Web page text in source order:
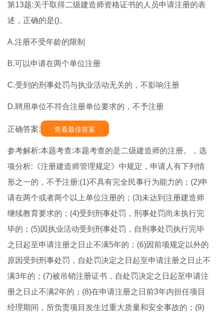
第13题:关于取得二级建造师资格证书的人员申请注册的表
述，正确的是()。
A.注册不受年龄的限制
B.可以申请在两个单位注册
C.受到的刑事处罚与执业活动无关的，不影响注册
D.聘用单位不符合注册单位要求的，不予注册
正确答案: 查看最佳答案
参考解析:本题考查:本题考查的是二级建造师的注册。，选
项分析:《注册建造师管理规定》中规定，申请人有下列情
形之一的，不予注册:(1)不具有完全民事行为能力的；(2)申
请在两个或者两个以上单位注册的；(3)未达到注册建造师
继续教育要求的；(4)受到刑事处罚，刑事处罚尚未执行完
毕的；(5)因执业活动受到刑事处罚，自刑事处罚执行完毕
之日起至申请注册之日止不满5年的；(6)因前项规定以外的
原因受到刑事处罚，自处罚决定之日起至申请注册之日止不
满3年的；(7)被吊销注册证书，自处罚决定之日起至申请注
册之日止不满2年的；(8)在申请注册之日前3年内担任项目
经理期间，所负责项目发生过重大质量和安全事故的；(9)